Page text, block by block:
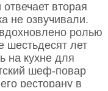
вторая
не озвучивали.
ролью
шестьдесят лет
на кухне для
шеф-повар
ресторану в